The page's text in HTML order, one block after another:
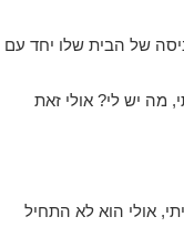
של הבית שלו יחד עם
מה יש לי? אולי זאת
אולי הוא לא התחיל